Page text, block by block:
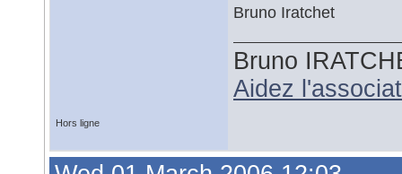
Bruno Iratchet
Bruno
Aidez
Hors ligne